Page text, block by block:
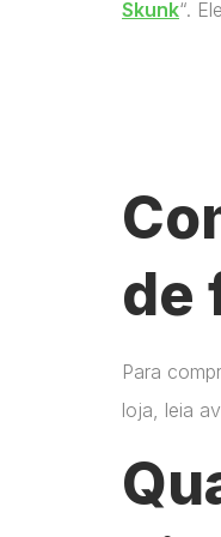
Skunk“.
de
Para
loja, leia